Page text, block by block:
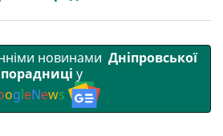
новинами Дніпровської
порадниці у
ogleNews